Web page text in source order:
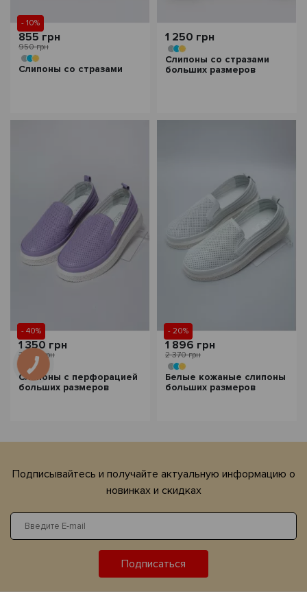
- 10%
855 грн
950 грн
Слипоны со стразами
1 250 грн
Слипоны со стразами
больших размеров
- 40%
1 350 грн
2 250 грн
Слипоны с перфорацией
больших размеров
- 20%
1 896 грн
2 370 грн
Белые кожаные слипоны
больших размеров
Подписывайтесь и получайте актуальную информацию о
новинках и скидках
Подписаться